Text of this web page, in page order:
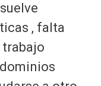
, falta